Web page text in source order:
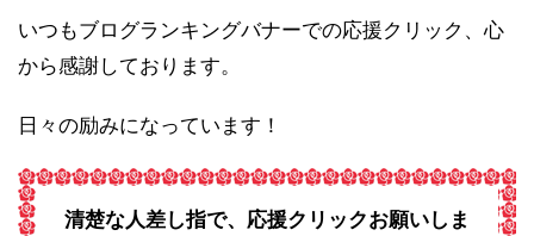
いつもブログランキングバナーでの応援クリック、心
から感謝しております。
日々の励みになっています！
清楚な人差し指で、応援クリックお願いしま